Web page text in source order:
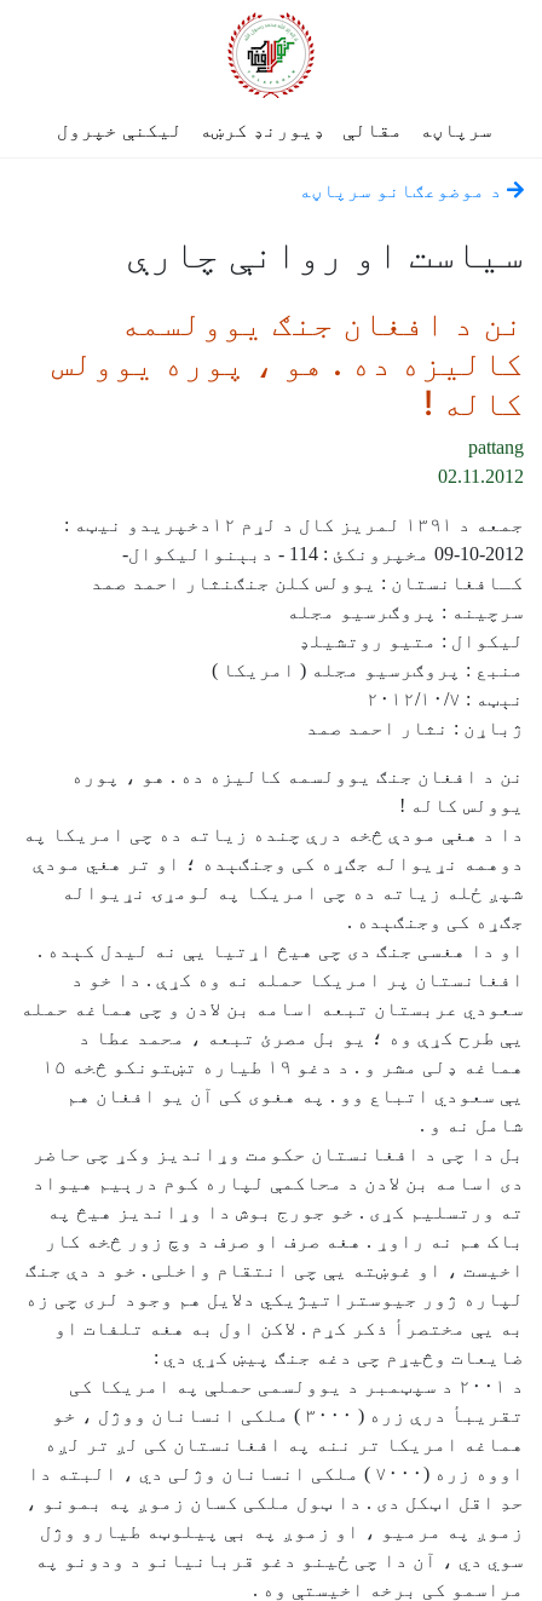
سرپاڼه مقالې ډیورنډ کرښه لیکنې خپرول
د موضوعګانو سرپاڼه
سياست او روانې چارې
نن د افغان جنګ یوولسمه
کالیزه ده . هو ، پوره یوولس
کاله !
pattang
02.11.2012
جمعه د ١٣٩١ لمريز کال د لړم ١٢دخپریدو نیټه :
2012-10-09 مخپرونکئ : 114 - دبېنوالیکوال-
کـافغانستان : یوولس کلن جنګنثار احمد صمد
سرچینه : پروګرسیو مجله
لیکوال : متیو روتشیلډ
منبع : پروګرسیو مجله ( امریکا )
نېټه : ۲۰۱۲/۱۰/۷
ژباړن : نثار احمد صمد
نن د افغان جنګ یوولسمه کالیزه ده . هو ، پوره
یوولس کاله !
دا د هغې مودې څخه درې چنده زیاته ده چی امریکا په
دوهمه نړیواله جګړه کی وجنګېده ؛ او تر هغي مودې
شپږ ځله زیاته ده چی امریکا په لومړۍ نړیواله
جګړه کی وجنګېده .
او دا هغسی جنګ دی چی هیڅ اړتیا یې نه لیدل کېده .
افغانستان پر امریکا حمله نه وه کړې . دا خو د
سعودي عربستان تبعه اسامه بن لادن و چی هماغه حمله
یې طرح کړې وه ؛ یو بل مصرﺉ تبعه ، محمد عطا د
هماغه ډلی مشر و . د دغو ۱۹ طیاره تښتونکو څخه ۱۵
یې سعودي اتباع وو . په هغوی کی آن یو افغان هم
شامل نه و .
بل دا چی د افغانستان حکومت وړاندیز وکړ چی حاضر
دی اسامه بن لادن د محاکمې لپاره کوم درېیم هیواد
ته ورتسلیم کړی . خو جورج بوش دا وړاندیز هیڅ په
باک هم نه راوړ . هغه صرف او صرف د وچ زور څخه کار
اخیست ، او غوښته یې چی انتقام واخلی . خو د دې جنګ
لپاره ژور جیوستراتیژیکي دلایل هم وجود لری چی زه
به یې مختصرأ ذکر کړم . لاکن اول به هغه تلفات او
ضایعات وڅیړم چی دغه جنګ پیښ کړي دي :
د ۲۰۰۱ د سپټمبر د یوولسمی حملې په امریکا کی
تقریبأ درې زره ( ۳۰۰۰ ) ملکی انسانان ووژل ، خو
هماغه امریکا تر ننه په افغانستان کی لږ تر لږه
اووه زره (۷۰۰۰ ) ملکی انسانان وژلی دي ، البته دا
حدِ اقل اټکل دی . دا ټول ملکی کسان زموږ په بمونو ،
زموږ په مرمیو ، او زموږ په بې پیلوټه طیارو وژل
سوي دي ، آن دا چی ځینو دغو قربانیانو د ودونو په
مراسمو کی برخه اخیستې وه .